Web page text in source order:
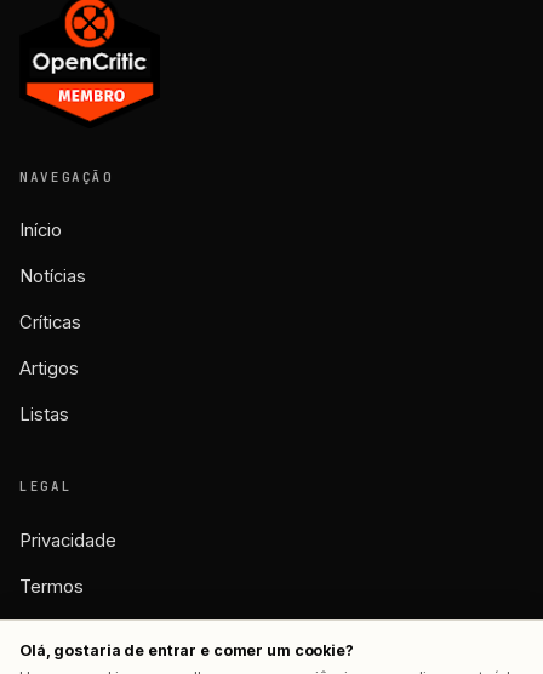
NAVEGAÇÃO
Início
Notícias
Críticas
Artigos
Listas
LEGAL
Privacidade
Termos
Olá, gostaria de entrar e comer um cookie?